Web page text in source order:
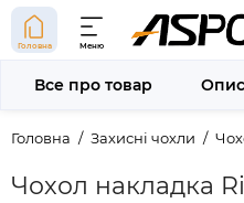
Головна Меню
Головна Захисні чохли
Чохол накладка
Все про товар Опис